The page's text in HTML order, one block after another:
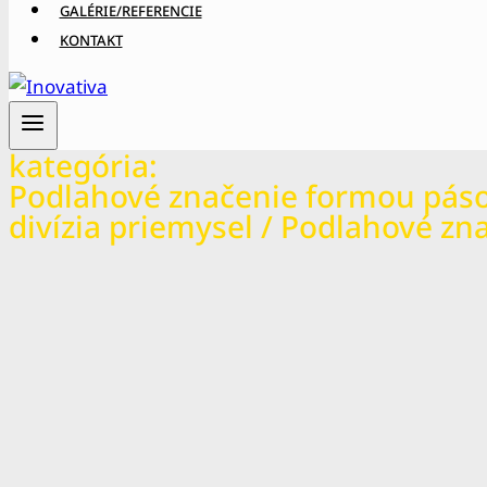
GALÉRIE/REFERENCIE
KONTAKT
kategória:
Podlahové značenie formou
divízia priemysel / Podlahové